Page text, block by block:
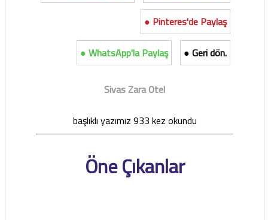
● Pinteres'de Paylaş
● WhatsApp'la Paylaş
● Geri dön.
Sivas Zara Otel
başlıklı yazımız 933 kez okundu
Öne Çıkanlar